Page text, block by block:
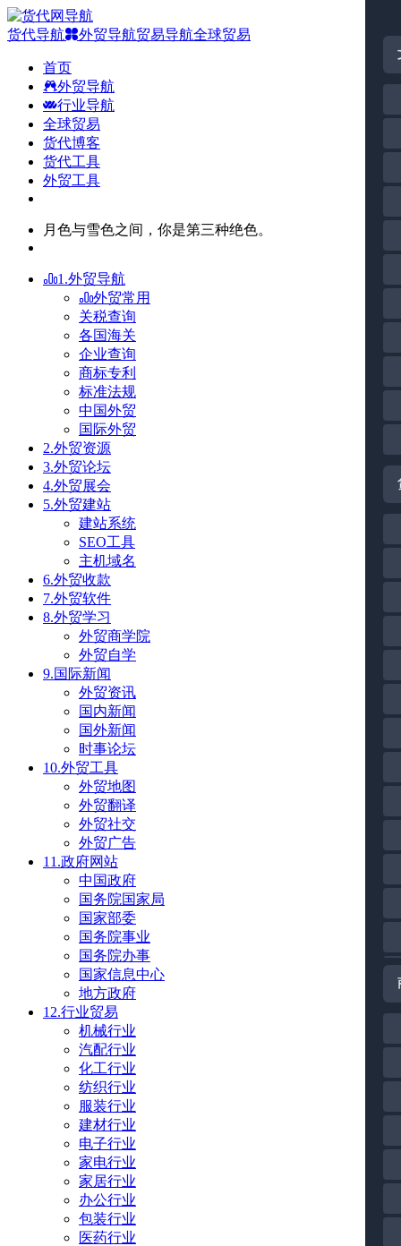
货代导航 外贸导航贸易导航全球贸易
首页
外贸导航
行业导航
全球贸易
货代博客
货代工具
外贸工具
月色与雪色之间，你是第三种绝色。
1.外贸导航
外贸常用
关税查询
各国海关
企业查询
商标专利
标准法规
中国外贸
国际外贸
2.外贸资源
3.外贸论坛
4.外贸展会
5.外贸建站
建站系统
SEO工具
主机域名
6.外贸收款
7.外贸软件
8.外贸学习
外贸商学院
外贸自学
9.国际新闻
外贸资讯
国内新闻
国外新闻
时事论坛
10.外贸工具
外贸地图
外贸翻译
外贸社交
外贸广告
11.政府网站
中国政府
国务院国家局
国家部委
国务院事业
国务院办事
国家信息中心
地方政府
12.行业贸易
机械行业
汽配行业
化工行业
纺织行业
服装行业
建材行业
电子行业
家电行业
家居行业
办公行业
包装行业
医药行业